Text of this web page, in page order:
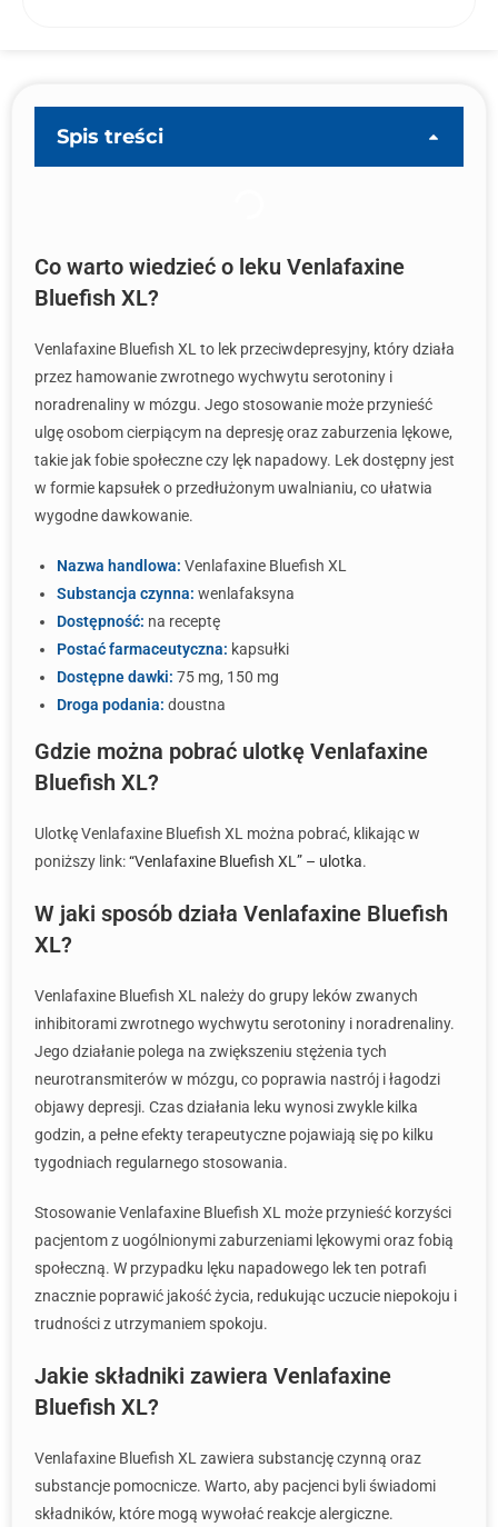
Spis treści
Co warto wiedzieć o leku Venlafaxine
Bluefish XL?
Venlafaxine Bluefish XL to lek przeciwdepresyjny, który działa
przez hamowanie zwrotnego wychwytu serotoniny i
noradrenaliny w mózgu. Jego stosowanie może przynieść
ulgę osobom cierpiącym na depresję oraz zaburzenia lękowe,
takie jak fobie społeczne czy lęk napadowy. Lek dostępny jest
w formie kapsułek o przedłużonym uwalnianiu, co ułatwia
wygodne dawkowanie.
Nazwa handlowa: Venlafaxine Bluefish XL
Substancja czynna: wenlafaksyna
Dostępność: na receptę
Postać farmaceutyczna: kapsułki
Dostępne dawki: 75 mg, 150 mg
Droga podania: doustna
Gdzie można pobrać ulotkę Venlafaxine
Bluefish XL?
Ulotkę Venlafaxine Bluefish XL można pobrać, klikając w
poniższy link:“Venlafaxine Bluefish XL” – ulotka.
W jaki sposób działa Venlafaxine Bluefish
XL?
Venlafaxine Bluefish XL należy do grupy leków zwanych
inhibitorami zwrotnego wychwytu serotoniny i noradrenaliny.
Jego działanie polega na zwiększeniu stężenia tych
neurotransmiterów w mózgu, co poprawia nastrój i łagodzi
objawy depresji. Czas działania leku wynosi zwykle kilka
godzin, a pełne efekty terapeutyczne pojawiają się po kilku
tygodniach regularnego stosowania.
Stosowanie Venlafaxine Bluefish XL może przynieść korzyści
pacjentom z uogólnionymi zaburzeniami lękowymi oraz fobią
społeczną. W przypadku lęku napadowego lek ten potrafi
znacznie poprawić jakość życia, redukując uczucie niepokoju i
trudności z utrzymaniem spokoju.
Jakie składniki zawiera Venlafaxine
Bluefish XL?
Venlafaxine Bluefish XL zawiera substancję czynną oraz
substancje pomocnicze. Warto, aby pacjenci byli świadomi
składników, które mogą wywołać reakcje alergiczne.